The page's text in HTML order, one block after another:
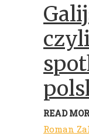
READ
Roman